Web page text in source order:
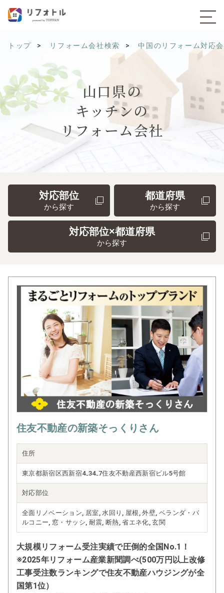
トップ リフォーム会社検索 中国のリフォーム対応
山口県の
キッチンの
リフォーム会社
対応部位
から探す
都道府県
から探す
対応部位×都道府県
から探す
住友不動産の新築そっくりさん
住所
東京都新宿区西新宿4₋34₋7住友不動産西新宿ビル5号館
対応部位
全面リノベーション, 居室, 水回り, 屋根, 外壁, ベランダ・バ
ルコニー, 窓・サッシ, 耐震, 断熱, 省エネ化, 玄関
大規模リフォーム受注実績で圧倒的全国No.1！
※2025年リフォーム産業新聞調べ(500万円以上改修
工事受注数ランキングで住友不動産ハウジングが全
国第1位）